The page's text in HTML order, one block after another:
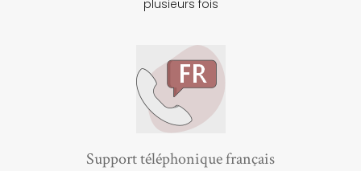
plusieurs fois
Support téléphonique français